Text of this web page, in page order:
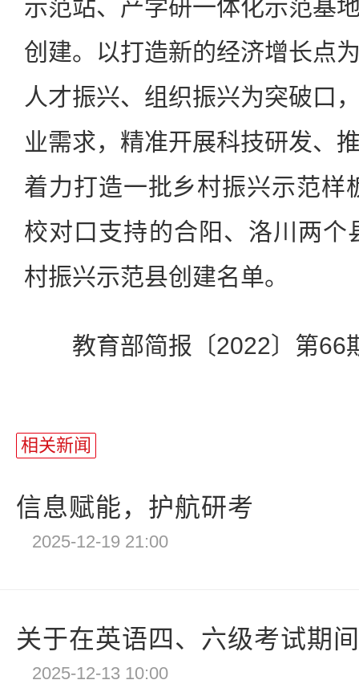
示范站、产学研一体化示范基
创建。以打造新的经济增长点
人才振兴、组织振兴为突破口
业需求，精准开展科技研发、
着力打造一批乡村振兴示范样
校对口支持的合阳、洛川两个
村振兴示范县创建名单。
教育部简报〔2022〕第66
相关新闻
信息赋能，护航研考
2025-12-19 21:00
关于在英语四、六级考试期
2025-12-13 10:00